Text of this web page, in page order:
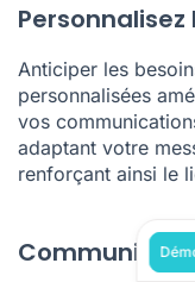
Anticiper les
personnalisées
vos
adaptant votre
renforçant ainsi le